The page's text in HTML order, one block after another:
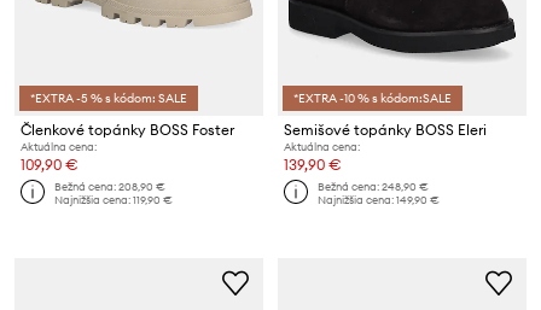
*EXTRA -5 % s kódom: SALE
Členkové topánky BOSS Foster
Aktuálna cena:
109,90 €
Bežná cena:208,90 €
Najnižšia cena:119,90 €
*EXTRA -10 % s kódom:SALE
Semišové topánky BOSS Eleri
Aktuálna cena:
139,90 €
Bežná cena:248,90 €
Najnižšia cena:149,90 €